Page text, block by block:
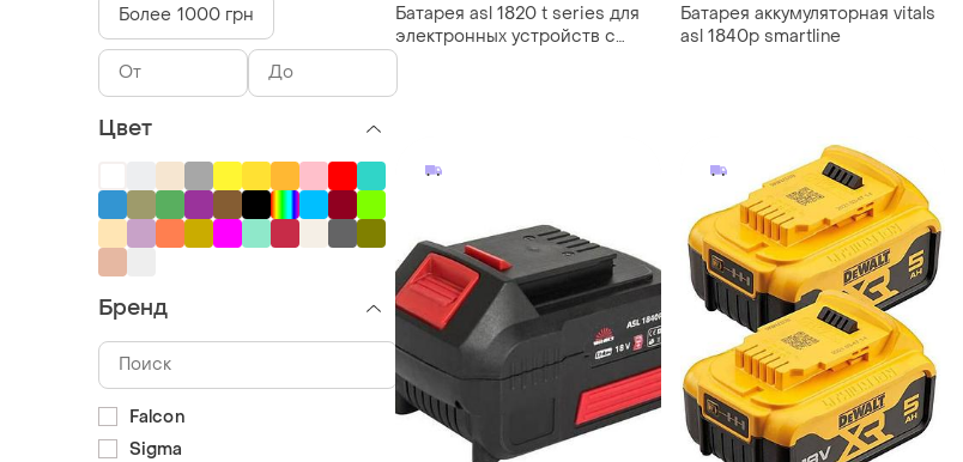
Батарея asl 1820 t series для
электронных устройств с
разъемом 18в dm-11
Батарея аккумуляторная vitals
asl 1840p smartline
Более 1000 грн
Цвет
Бренд
Falcon
Sigma